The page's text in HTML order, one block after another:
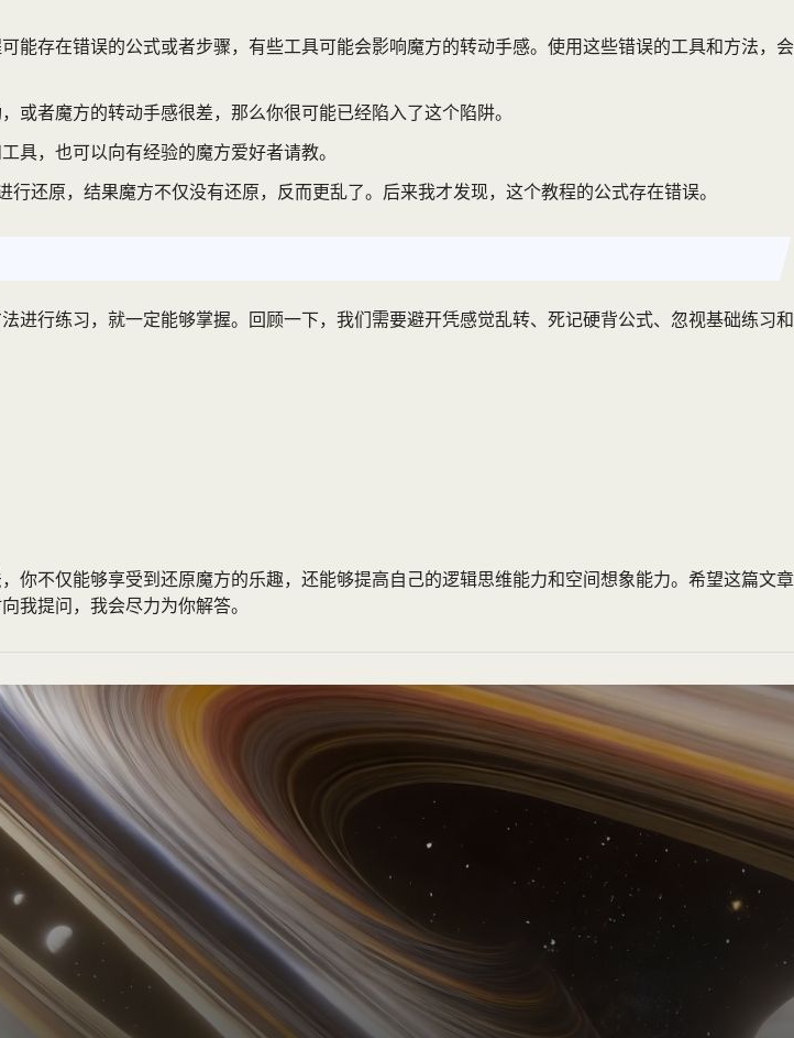
存在错误的公式或者步骤，有些工具可能会影响魔方的转动手感。使用这些错误的工具和方法，会
或者魔方的转动手感很差，那么你很可能已经陷入了这个陷阱。
具，也可以向有经验的魔方爱好者请教。
还原，结果魔方不仅没有还原，反而更乱了。后来我才发现，这个教程的公式存在错误。
行练习，就一定能够掌握。回顾一下，我们需要避开凭感觉乱转、死记硬背公式、忽视基础练习和
你不仅能够享受到还原魔方的乐趣，还能够提高自己的逻辑思维能力和空间想象能力。希望这篇文章
我提问，我会尽力为你解答。